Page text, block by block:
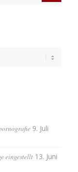
9. Juli
eingestellt 13. Juni